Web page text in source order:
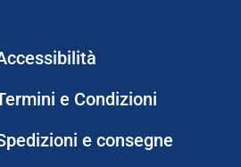
e Condizioni
e consegne